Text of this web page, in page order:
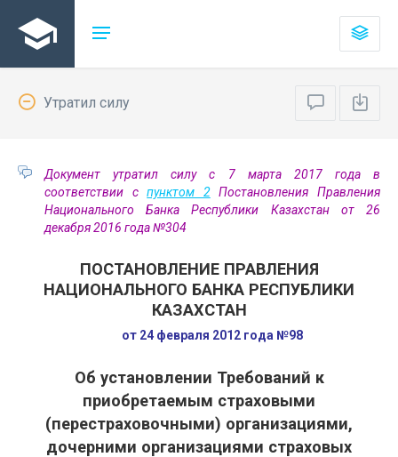
Утратил силу
Документ утратил силу с 7 марта 2017 года в
соответствии спунктом 2Постановления Правления
Национального Банка Республики Казахстан от 26
декабря 2016 года №304
ПОСТАНОВЛЕНИЕ ПРАВЛЕНИЯ
НАЦИОНАЛЬНОГО БАНКА РЕСПУБЛИКИ
КАЗАХСТАН
от 24 февраля 2012 года №98
Об установлении Требований к
приобретаемым страховыми
(перестраховочными) организациями,
дочерними организациями страховых